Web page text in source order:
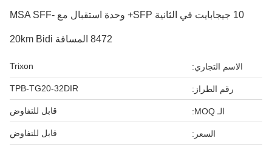
10 جيجابايت في الثانية SFP+ وحدة استقبال مع MSA SFF-
8472 المسافة 20km Bidi
الاسم التجاري: Trixon
رقم الطراز: TPB-TG20-32DIR
الـ MOQ: قابل للتفاوض
السعر: قابل للتفاوض